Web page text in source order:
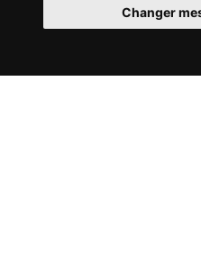
Changer